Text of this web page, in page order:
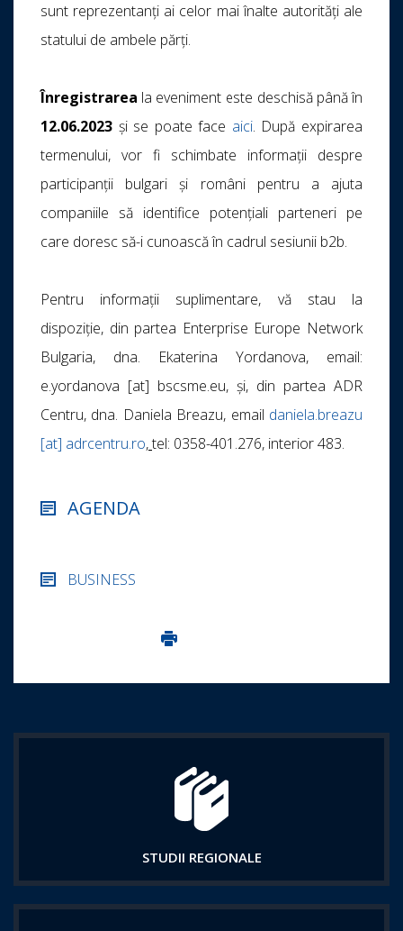
sunt reprezentanți ai celor mai înalte autorități ale
statului de ambele părți.
Înregistrarea la eveniment este deschisă până în
12.06.2023 și se poate face aici. După expirarea
termenului, vor fi schimbate informații despre
participanții bulgari și români pentru a ajuta
companiile să identifice potențiali parteneri pe
care doresc să-i cunoască în cadrul sesiunii b2b.
Pentru informații suplimentare, vă stau la
dispoziție, din partea Enterprise Europe Network
Bulgaria, dna. Ekaterina Yordanova, email:
e.yordanova [at] bscsme.eu, și, din partea ADR
Centru, dna. Daniela Breazu, email daniela.breazu
[at] adrcentru.ro,tel: 0358-401.276, interior 483.
AGENDA
BUSINESS
Imprima aceasta pagina
STUDII REGIONALE